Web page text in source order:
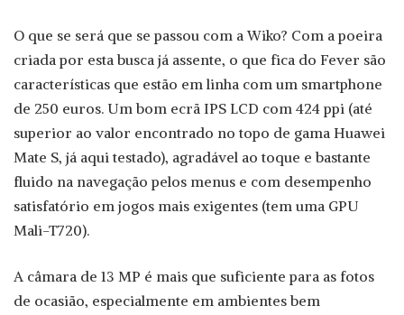
O que se será que se passou com a Wiko? Com a poeira
criada por esta busca já assente, o que fica do Fever são
características que estão em linha com um smartphone
de 250 euros. Um bom ecrã IPS LCD com 424 ppi (até
superior ao valor encontrado no topo de gama Huawei
Mate S, já aqui testado), agradável ao toque e bastante
fluido na navegação pelos menus e com desempenho
satisfatório em jogos mais exigentes (tem uma GPU
Mali-T720).
A câmara de 13 MP é mais que suficiente para as fotos
de ocasião, especialmente em ambientes bem